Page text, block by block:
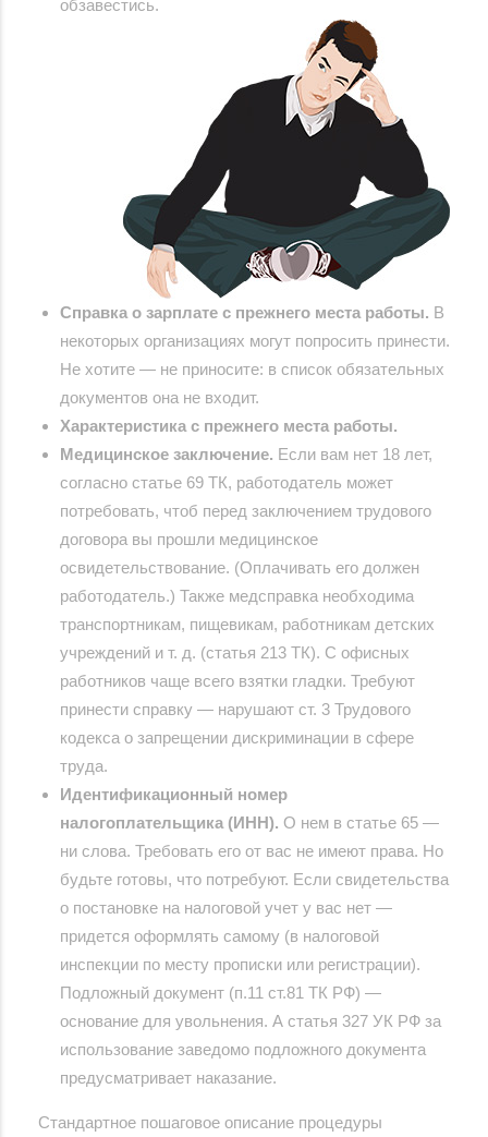
обзавестись.
Справка о зарплате с прежнего места работы. В
некоторых организациях могут попросить принести.
Не хотите — не приносите: в список обязательных
документов она не входит.
Характеристика с прежнего места работы.
Медицинское заключение. Если вам нет 18 лет,
согласно статье 69 ТК, работодатель может
потребовать, чтоб перед заключением трудового
договора вы прошли медицинское
освидетельствование. (Оплачивать его должен
работодатель.) Также медсправка необходима
транспортникам, пищевикам, работникам детских
учреждений и т. д. (статья 213 ТК). С офисных
работников чаще всего взятки гладки. Требуют
принести справку — нарушают ст. 3 Трудового
кодекса о запрещении дискриминации в сфере
труда.
Идентификационный номер
налогоплательщика (ИНН). О нем в статье 65 —
ни слова. Требовать его от вас не имеют права. Но
будьте готовы, что потребуют. Если свидетельства
о постановке на налоговой учет у вас нет —
придется оформлять самому (в налоговой
инспекции по месту прописки или регистрации).
Подложный документ (п.11 ст.81 ТК РФ) —
основание для увольнения. А статья 327 УК РФ за
использование заведомо подложного документа
предусматривает наказание.
Стандартное пошаговое описание процедуры